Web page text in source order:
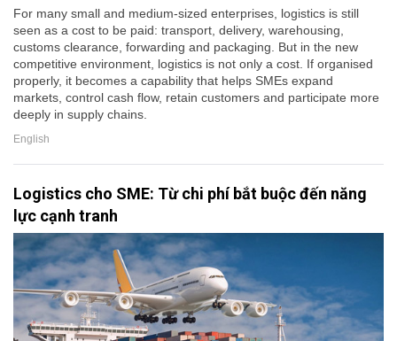
For many small and medium-sized enterprises, logistics is still
seen as a cost to be paid: transport, delivery, warehousing,
customs clearance, forwarding and packaging. But in the new
competitive environment, logistics is not only a cost. If organised
properly, it becomes a capability that helps SMEs expand
markets, control cash flow, retain customers and participate more
deeply in supply chains.
English
Logistics cho SME: Từ chi phí bắt buộc đến năng
lực cạnh tranh